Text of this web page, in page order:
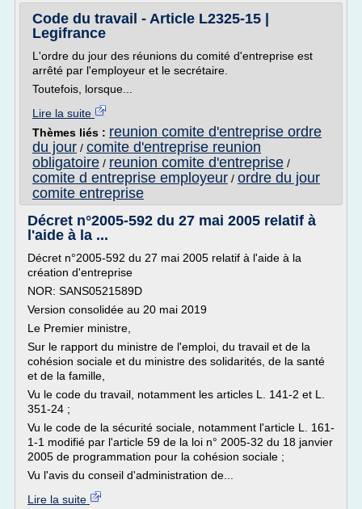
Code du travail - Article L2325-15 |
Legifrance
L'ordre du jour des réunions du comité d'entreprise est
arrêté par l'employeur et le secrétaire.
Toutefois, lorsque...
Lire la suite
Thèmes liés : reunion comite d'entreprise ordre
du jour / comite d'entreprise reunion
obligatoire / reunion comite d'entreprise /
comite d entreprise employeur / ordre du jour
comite entreprise
Décret n°2005-592 du 27 mai 2005 relatif à
l'aide à la ...
Décret n°2005-592 du 27 mai 2005 relatif à l'aide à la
création d'entreprise
NOR: SANS0521589D
Version consolidée au 20 mai 2019
Le Premier ministre,
Sur le rapport du ministre de l'emploi, du travail et de la
cohésion sociale et du ministre des solidarités, de la santé
et de la famille,
Vu le code du travail, notamment les articles L. 141-2 et L.
351-24 ;
Vu le code de la sécurité sociale, notamment l'article L. 161-
1-1 modifié par l'article 59 de la loi n° 2005-32 du 18 janvier
2005 de programmation pour la cohésion sociale ;
Vu l'avis du conseil d'administration de...
Lire la suite